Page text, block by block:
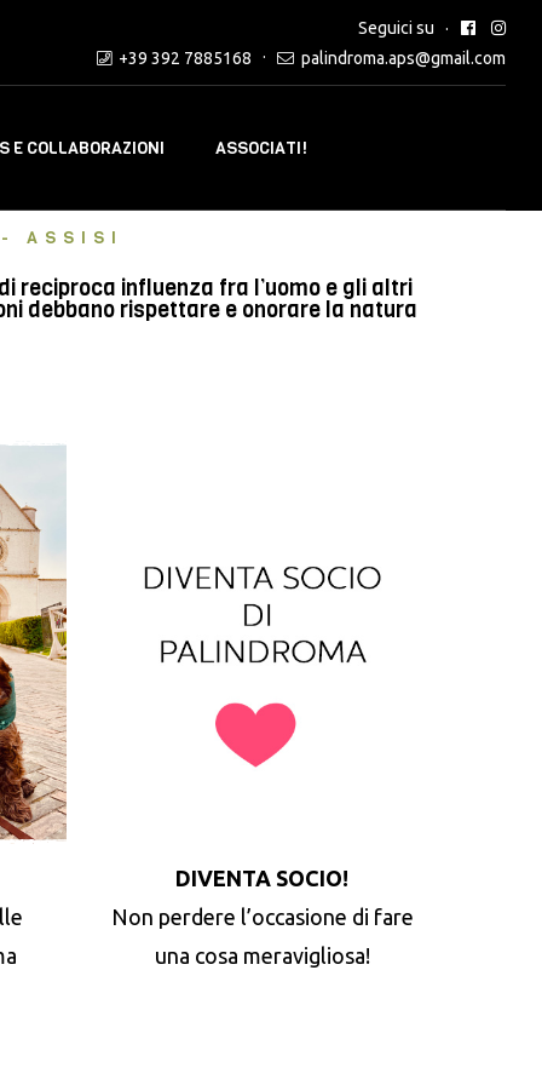
Seguici su
+39 392 7885168
palindroma.aps@gmail.com
E COLLABORAZIONI ASSOCIATI!
ASSISI
reciproca influenza fra l’uomo e gli altri
debbano rispettare e onorare la natura
DIVENTA SOCIO!
Non perdere l’occasione di fare
una cosa meravigliosa!